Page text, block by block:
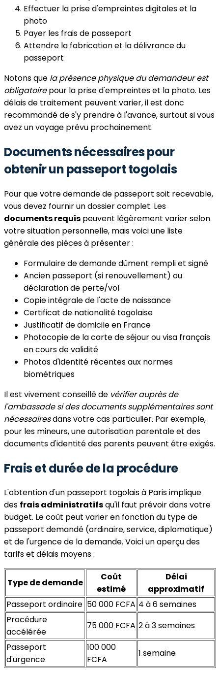
Effectuer la prise d'empreintes digitales et la
photo
Payer les frais de passeport
Attendre la fabrication et la délivrance du
passeport
Notons que la présence physique du demandeur est
obligatoirepour la prise d'empreintes et la photo. Les
délais de traitement peuvent varier, il est donc
recommandé de s'y prendre à l'avance, surtout si vous
avez un voyage prévu prochainement.
Documents nécessaires pour
obtenir un passeport togolais
Pour que votre demande de passeport soit recevable,
vous devez fournir un dossier complet. Les
documents requis peuvent légèrement varier selon
votre situation personnelle, mais voici une liste
générale des pièces à présenter :
Formulaire de demande dûment rempli et signé
Ancien passeport (si renouvellement) ou
déclaration de perte/vol
Copie intégrale de l'acte de naissance
Certificat de nationalité togolaise
Justificatif de domicile en France
Photocopie de la carte de séjour ou visa français
en cours de validité
Photos d'identité récentes aux normes
biométriques
Il est vivement conseillé de vérifier auprès de
l'ambassade si des documents supplémentaires sont
nécessairesdans votre cas particulier. Par exemple,
pour les mineurs, une autorisation parentale et des
documents d'identité des parents peuvent être exigés.
Frais et durée de la procédure
L'obtention d'un passeport togolais à Paris implique
des frais administratifsqu'il faut prévoir dans votre
budget. Le coût peut varier en fonction du type de
passeport demandé (ordinaire, service, diplomatique)
et de l'urgence de la demande. Voici un aperçu des
tarifs et délais moyens :
Type de demande
Coût
estimé
Délai
approximatif
Passeport ordinaire 50 000 FCFA 4 à 6 semaines
Procédure
accélérée
75 000 FCFA 2 à 3 semaines
Passeport
d'urgence
100 000
FCFA
1 semaine